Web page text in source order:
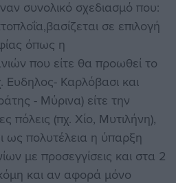
συνολικό σχεδιασμό που:
σε επιλογή
όπως η
που είτε θα προωθεί το
Ευδηλος- Καρλόβασι και
- Μύρινα) είτε την
πόλεις (πχ. Χίο, Μυτιλήνη),
πολυτέλεια η ύπαρξη
με προσεγγίσεις και στα 2
και αν αφορά μόνο